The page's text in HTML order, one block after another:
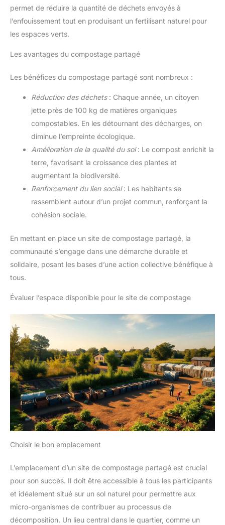
permet de réduire la quantité de déchets envoyés à
l’enfouissement tout en produisant un fertilisant naturel pour
les espaces verts.
Les avantages du compostage partagé
Les bénéfices du compostage partagé sont nombreux :
Réduction des déchets: Chaque année, un citoyen
jette près de 100 kg de matières organiques
compostables. En les détournant des décharges, on
diminue l’empreinte écologique.
Amélioration de la qualité du sol: Le compost enrichit la
terre, favorisant la croissance des plantes et
augmentant la biodiversité.
Renforcement du lien social: Les habitants se
rassemblent autour d’un projet commun, renforçant la
cohésion sociale.
En mettant en place un site de compostage partagé, la
communauté s’engage dans une démarche durable et
solidaire, posant les bases d’une action collective bénéfique à
tous.
Évaluer l’espace disponible pour le site de compostage
Choisir le bon emplacement
L’emplacement d’un site de compostage partagé est crucial
pour son succès. Il doit être accessible à tous les participants
et idéalement situé sur un sol naturel pour permettre aux
micro-organismes de contribuer au processus de
décomposition. Un lieu central dans le quartier, comme un